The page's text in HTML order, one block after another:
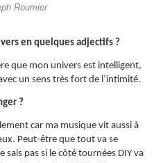
Roumier
en quelques adjectifs ?
que mon univers est intelligent,
un sens très fort de l’intimité.
?
car ma musique vit aussi à
Peut-être que tout va se
pas si le côté tournées DIY va